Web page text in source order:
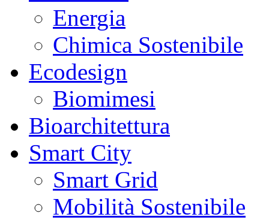
Energia
Chimica Sostenibile
Ecodesign
Biomimesi
Bioarchitettura
Smart City
Smart Grid
Mobilità Sostenibile